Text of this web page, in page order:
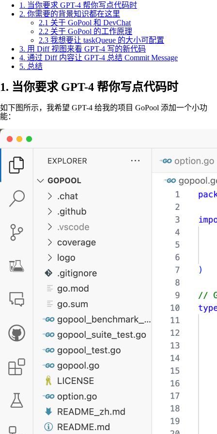
1. 当你要求 GPT-4 帮你写点代码时
2. 你需要的背景知识都在这里
2.1 关于 GoPool 和 DevChat
2.2 关于 GoPool 的工作原理
2.3 我想要让 taskQueue 的大小可配置
3. 用 Diff 视图来看 GPT-4 写的新代码
4. 通过 Diff 内容让 GPT-4 总结 Commit Message
5. 总结
1. 当你要求 GPT-4 帮你写点代码时
如下图所示，我希望 GPT-4 给我的项目 GoPool 添加一个小功
能：